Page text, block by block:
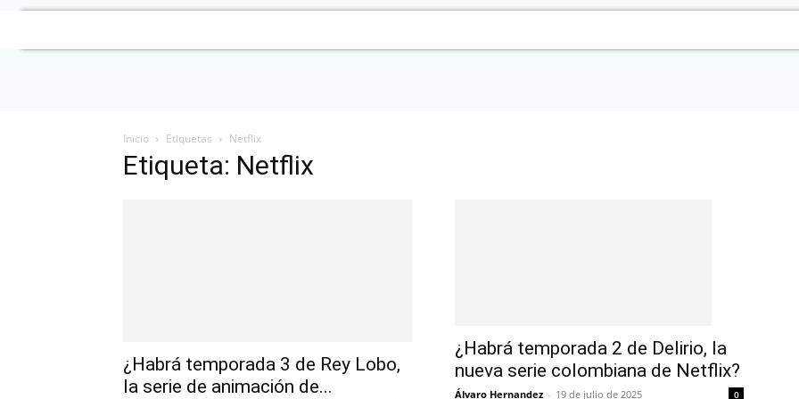
Inicio Etiquetas Netflix
Etiqueta: Netflix
¿Habrá temporada 3 de Rey Lobo,
la serie de animación de...
¿Habrá temporada 2 de Delirio, la
nueva serie colombiana de Netflix?
Álvaro Hernandez - 19 de julio de 2025 0